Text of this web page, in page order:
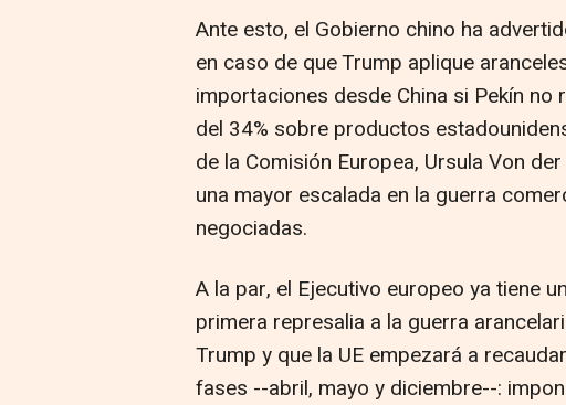
Ante esto, el Gobierno chino ha
en caso de que Trump aplique
importaciones desde China si Pekín
del 34% sobre productos
de la Comisión Europea, Ursula Von
una mayor escalada en la guerra
negociadas.
A la par, el Ejecutivo europeo ya tiene
primera represalia a la guerra
Trump y que la UE empezará a
fases --abril, mayo y diciembre--: